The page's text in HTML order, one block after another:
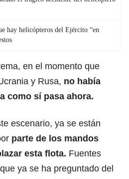
hay helicópteros del Ejército “en
en el momento que
y Rusa, no había
como sí pasa ahora.
escenario, ya se están
parte de los mandos
esta flota. Fuentes
ya se ha preguntado del